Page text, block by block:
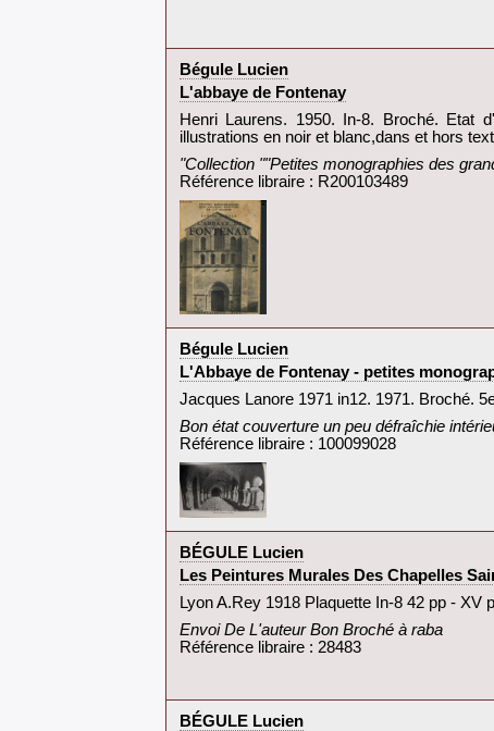
‎Bégule Lucien‎
‎L'abbaye de Fontenay‎
‎Henri Laurens. 1950. In-8. Broché. Etat
illustrations en noir et blanc,dans et hors
‎"Collection ""Petites monographies des
Référence libraire : R200103489
‎Bégule Lucien‎
‎L'Abbaye de Fontenay - petites
‎Jacques Lanore 1971 in12. 1971. Broché.
‎Bon état couverture un peu défraîchie
Référence libraire : 100099028
‎BÉGULE Lucien‎
‎Les Peintures Murales Des Chapelles
‎Lyon A.Rey 1918 Plaquette In-8 42 pp - XV
‎Envoi De L'auteur Bon Broché à raba‎
Référence libraire : 28483
‎BÉGULE Lucien‎